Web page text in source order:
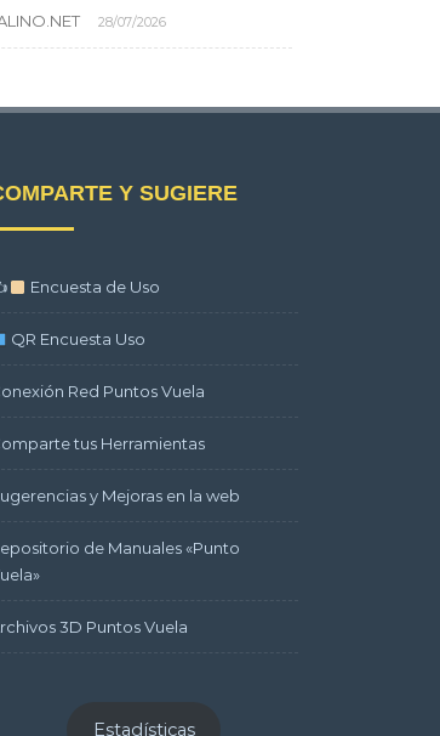
28/07/2026
Y SUGIERE
Encuesta de Uso
QR Encuesta Uso
Red Puntos Vuela
tus Herramientas
y Mejoras en la web
de Manuales «Punto
3D Puntos Vuela
Estadísticas